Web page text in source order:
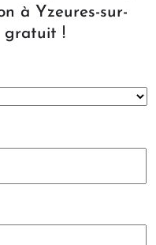
à Yzeures-sur-
gratuit !